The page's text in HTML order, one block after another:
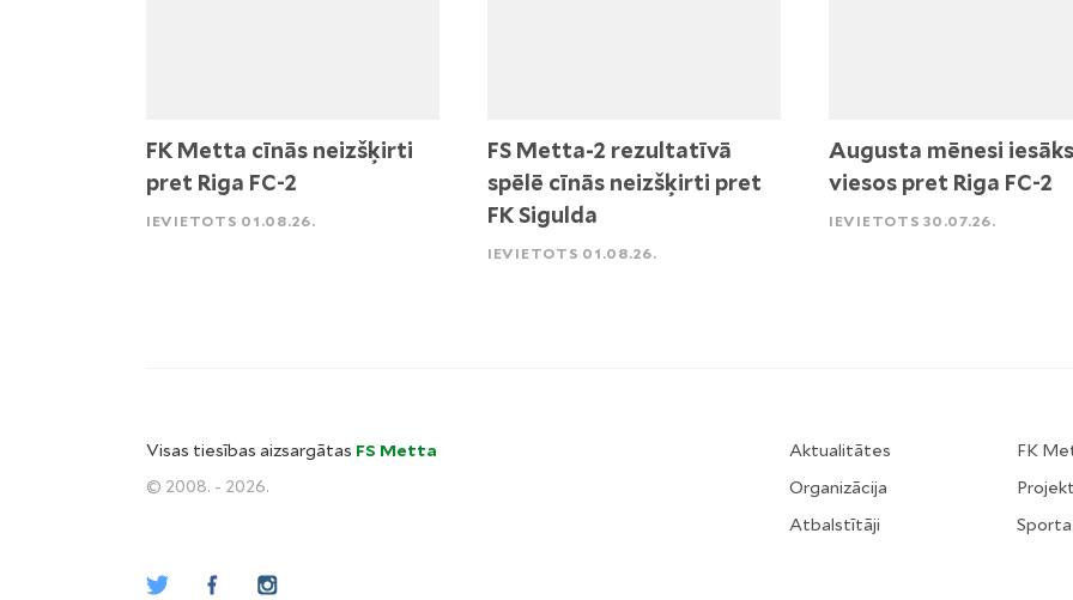
FK Metta cīnās neizšķirti
pret Riga FC-2
IEVIETOTS 01.08.26.
FS Metta-2 rezultatīvā
spēlē cīnās neizšķirti pret
FK Sigulda
IEVIETOTS 01.08.26.
Augusta mēnesi
viesos pret Riga FC-2
IEVIETOTS 30.07.26.
Visas tiesības aizsargātas FS Metta
© 2008. - 2026.
Aktualitātes
Organizācija
Atbalstītāji
FK